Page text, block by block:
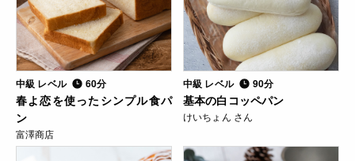
中級 レベル 60分
春よ恋を使ったシンプル食パ
ン
富澤商店
中級 レベル 90分
基本の白コッペパン
けいちょん さん